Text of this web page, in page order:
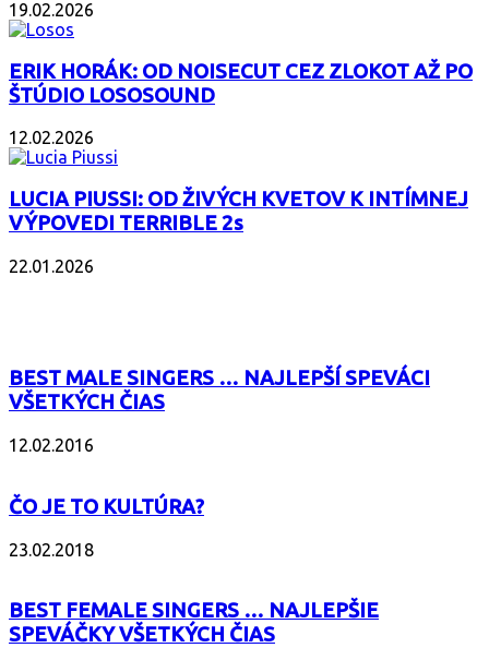
19.02.2026
ERIK HORÁK: OD NOISECUT CEZ ZLOKOT AŽ PO
ŠTÚDIO LOSOSOUND
12.02.2026
LUCIA PIUSSI: OD ŽIVÝCH KVETOV K INTÍMNEJ
VÝPOVEDI TERRIBLE 2s
22.01.2026
BEST MALE SINGERS … NAJLEPŠÍ SPEVÁCI
VŠETKÝCH ČIAS
12.02.2016
ČO JE TO KULTÚRA?
23.02.2018
BEST FEMALE SINGERS … NAJLEPŠIE
SPEVÁČKY VŠETKÝCH ČIAS